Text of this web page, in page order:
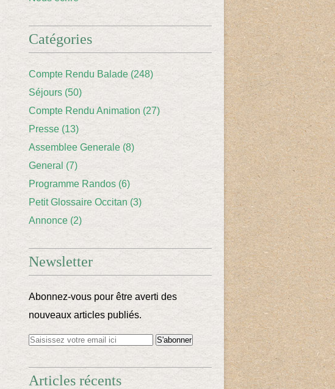
Catégories
Compte Rendu Balade (248)
Séjours (50)
Compte Rendu Animation (27)
Presse (13)
Assemblee Generale (8)
General (7)
Programme Randos (6)
Petit Glossaire Occitan (3)
Annonce (2)
Newsletter
Abonnez-vous pour être averti des
nouveaux articles publiés.
Articles récents